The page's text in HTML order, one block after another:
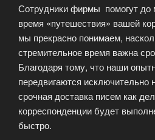
Сотрудники фирмы помогут до
время «путешествия» вашей
мы прекрасно понимаем,
стремительное время важна
Благодаря тому, что наши
передвигаются исключительно
срочная доставка писем как
корреспонденции будет
быстро.